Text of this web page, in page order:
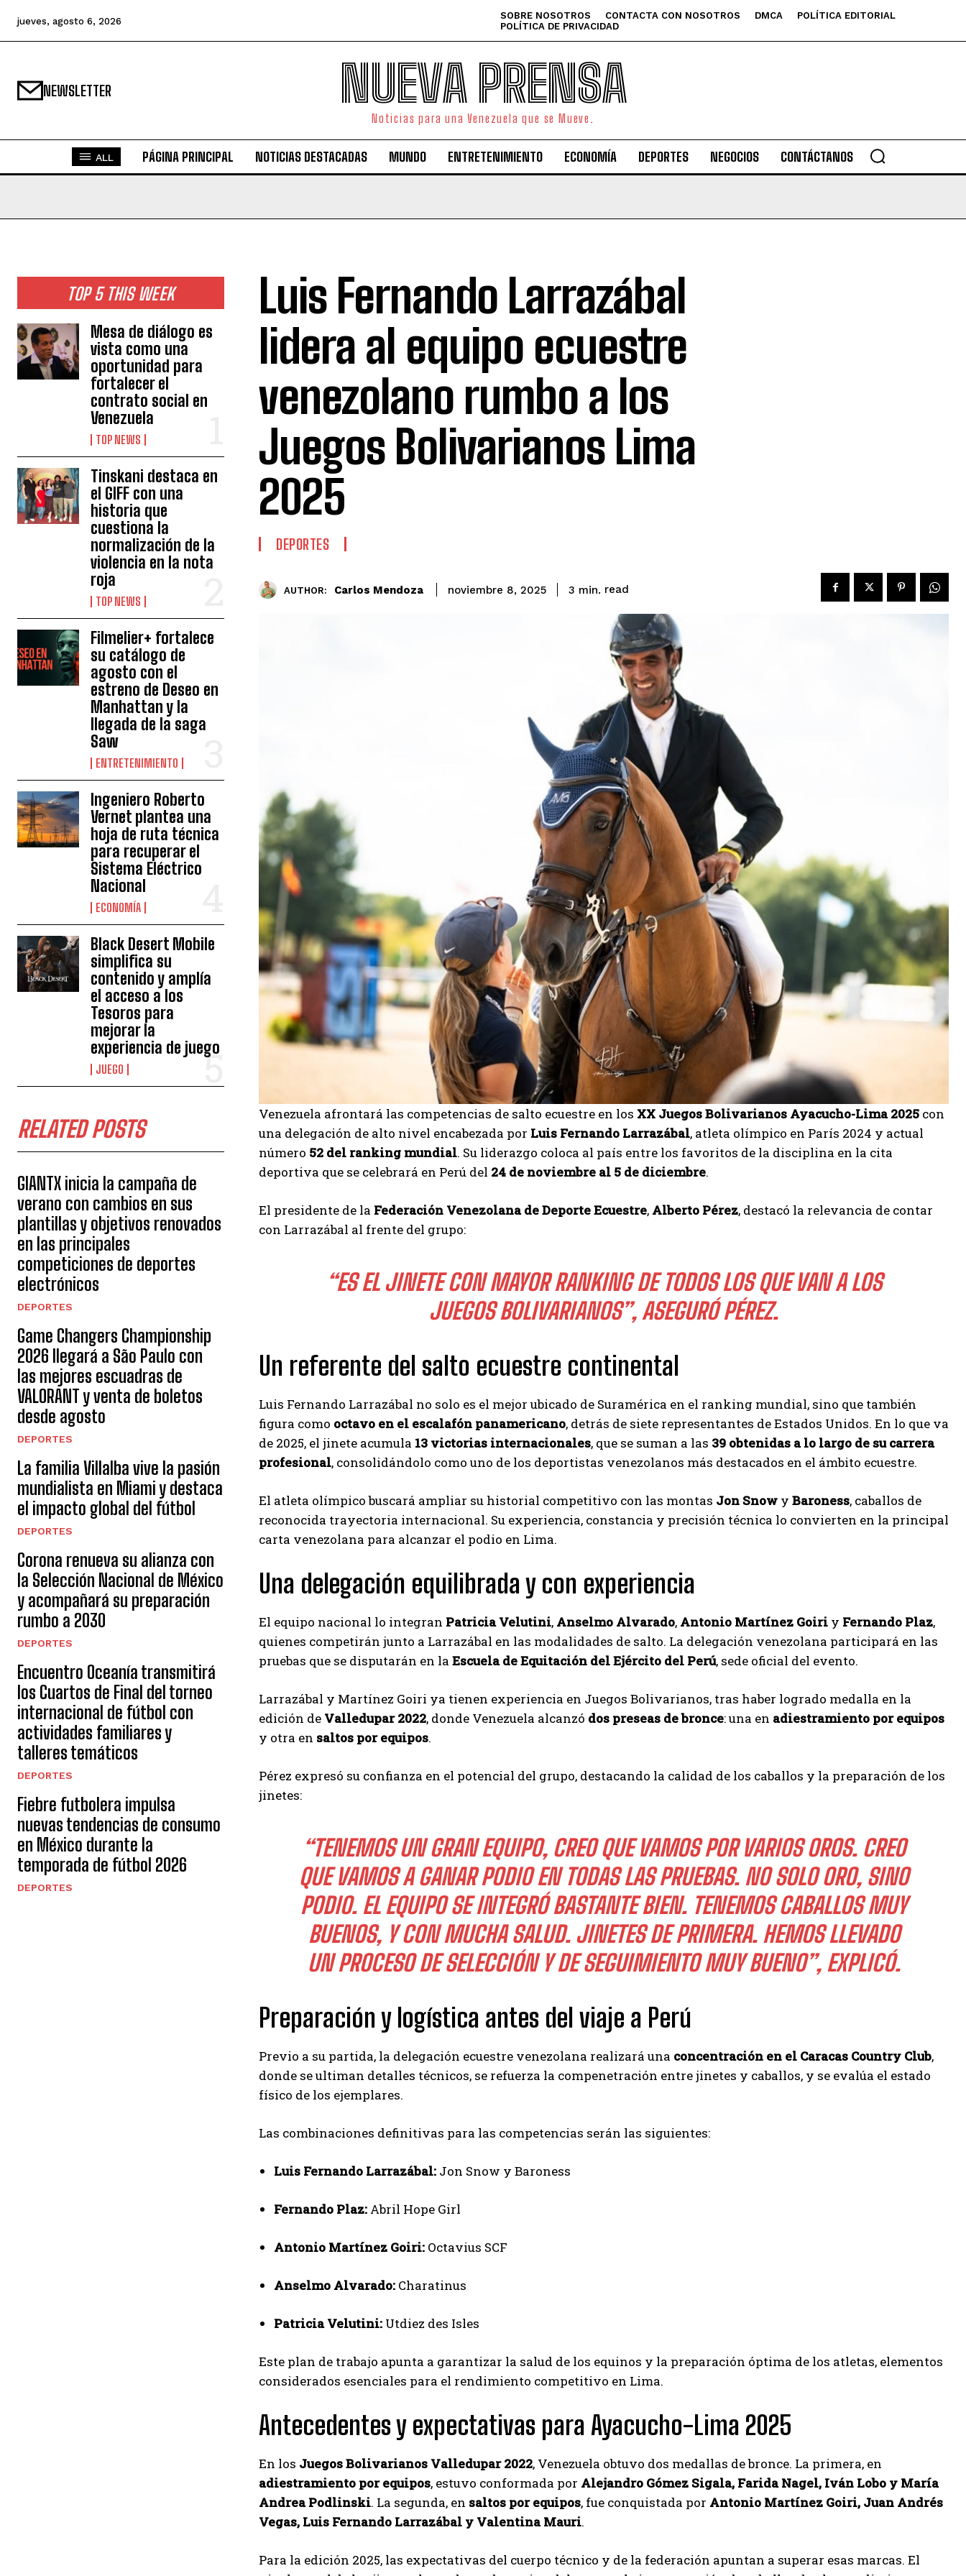
Carlos Mendoza
Carlos Mendoza es un empresario y estratega de
marketing digital que, a través de su experiencia
aumentar su visibilidad y fortalecer su presencia
en el mercado. Su trabajo aporta conocimientos valiosos para
Nueva Prensa.
jueves, agosto 6, 2026 SOBRE NOSOTROS CONTACTA CON NOSOTROS DMCA
POLÍTICA EDITORIAL
POLÍTICA DE PRIVACIDAD
NEWSLETTER NUEVA PRENSA
Noticias para una Venezuela que se Mueve.
ALL PÁGINA PRINCIPAL NOTICIAS DESTACADAS MUNDO ENTRETENIMIENTO ECONOMÍA DEPORTES NEGOCIOS CONTÁCTANOS
TOP 5 THIS WEEK
Mesa de diálogo es
vista como una
oportunidad para
fortalecer el
contrato social en
Venezuela
TOP NEWS
Tinskani destaca en
el GIFF con una
historia que
cuestiona la
normalización de la
violencia en la nota
roja
TOP NEWS
Filmelier+ fortalece
su catálogo de
agosto con el
estreno de Deseo en
Manhattan y la
llegada de la saga
Saw
ENTRETENIMIENTO
Ingeniero Roberto
Vernet plantea una
hoja de ruta técnica
para recuperar el
Sistema Eléctrico
Nacional
ECONOMÍA
Black Desert Mobile
simplifica su
contenido y amplía
el acceso a los
Tesoros para
mejorar la
experiencia de juego
JUEGO
RELATED POSTS
GIANTX inicia la campaña de
verano con cambios en sus
plantillas y objetivos renovados
en las principales
competiciones de deportes
electrónicos
DEPORTES
Game Changers Championship
2026 llegará a São Paulo con
las mejores escuadras de
VALORANT y venta de boletos
desde agosto
DEPORTES
La familia Villalba vive la pasión
mundialista en Miami y destaca
el impacto global del fútbol
DEPORTES
Corona renueva su alianza con
la Selección Nacional de México
y acompañará su preparación
rumbo a 2030
DEPORTES
Encuentro Oceanía transmitirá
los Cuartos de Final del torneo
internacional de fútbol con
actividades familiares y
talleres temáticos
DEPORTES
Fiebre futbolera impulsa
nuevas tendencias de consumo
en México durante la
temporada de fútbol 2026
DEPORTES
Luis Fernando Larrazábal
lidera al equipo ecuestre
venezolano rumbo a los
Juegos Bolivarianos Lima
2025
DEPORTES
AUTHOR: Carlos Mendoza noviembre 8, 2025 3 min. read
Venezuela afrontará las competencias de salto ecuestre en los XX Juegos Bolivarianos Ayacucho-Lima 2025 con
una delegación de alto nivel encabezada por Luis Fernando Larrazábal, atleta olímpico en París 2024 y actual
número 52 del ranking mundial. Su liderazgo coloca al país entre los favoritos de la disciplina en la cita
deportiva que se celebrará en Perú del 24 de noviembre al 5 de diciembre.
El presidente de la Federación Venezolana de Deporte Ecuestre, Alberto Pérez, destacó la relevancia de contar
con Larrazábal al frente del grupo:
“ES EL JINETE CON MAYOR RANKING DE TODOS LOS QUE VAN A LOS
JUEGOS BOLIVARIANOS”, ASEGURÓ PÉREZ.
Un referente del salto ecuestre continental
Luis Fernando Larrazábal no solo es el mejor ubicado de Suramérica en el ranking mundial, sino que también
figura como octavo en el escalafón panamericano, detrás de siete representantes de Estados Unidos. En lo que va
de 2025, el jinete acumula 13 victorias internacionales, que se suman a las 39 obtenidas a lo largo de su carrera
profesional, consolidándolo como uno de los deportistas venezolanos más destacados en el ámbito ecuestre.
El atleta olímpico buscará ampliar su historial competitivo con las montas Jon Snow y Baroness, caballos de
reconocida trayectoria internacional. Su experiencia, constancia y precisión técnica lo convierten en la principal
carta venezolana para alcanzar el podio en Lima.
Una delegación equilibrada y con experiencia
El equipo nacional lo integran Patricia Velutini, Anselmo Alvarado, Antonio Martínez Goiri y Fernando Plaz,
quienes competirán junto a Larrazábal en las modalidades de salto. La delegación venezolana participará en las
pruebas que se disputarán en la Escuela de Equitación del Ejército del Perú, sede oficial del evento.
Larrazábal y Martínez Goiri ya tienen experiencia en Juegos Bolivarianos, tras haber logrado medalla en la
edición de Valledupar 2022, donde Venezuela alcanzó dos preseas de bronce: una en adiestramiento por equipos
y otra en saltos por equipos.
Pérez expresó su confianza en el potencial del grupo, destacando la calidad de los caballos y la preparación de los
jinetes:
“TENEMOS UN GRAN EQUIPO, CREO QUE VAMOS POR VARIOS OROS. CREO
QUE VAMOS A GANAR PODIO EN TODAS LAS PRUEBAS. NO SOLO ORO, SINO
PODIO. EL EQUIPO SE INTEGRÓ BASTANTE BIEN. TENEMOS CABALLOS MUY
BUENOS, Y CON MUCHA SALUD. JINETES DE PRIMERA. HEMOS LLEVADO
UN PROCESO DE SELECCIÓN Y DE SEGUIMIENTO MUY BUENO”, EXPLICÓ.
Preparación y logística antes del viaje a Perú
Previo a su partida, la delegación ecuestre venezolana realizará una concentración en el Caracas Country Club,
donde se ultiman detalles técnicos, se refuerza la compenetración entre jinetes y caballos, y se evalúa el estado
físico de los ejemplares.
Las combinaciones definitivas para las competencias serán las siguientes:
Luis Fernando Larrazábal: Jon Snow y Baroness
Fernando Plaz: Abril Hope Girl
Antonio Martínez Goiri: Octavius SCF
Anselmo Alvarado: Charatinus
Patricia Velutini: Utdiez des Isles
Este plan de trabajo apunta a garantizar la salud de los equinos y la preparación óptima de los atletas, elementos
considerados esenciales para el rendimiento competitivo en Lima.
Antecedentes y expectativas para Ayacucho-Lima 2025
En los Juegos Bolivarianos Valledupar 2022, Venezuela obtuvo dos medallas de bronce. La primera, en
adiestramiento por equipos, estuvo conformada por Alejandro Gómez Sigala, Farida Nagel, Iván Lobo y María
Andrea Podlinski. La segunda, en saltos por equipos, fue conquistada por Antonio Martínez Goiri, Juan Andrés
Vegas, Luis Fernando Larrazábal y Valentina Mauri.
Para la edición 2025, las expectativas del cuerpo técnico y de la federación apuntan a superar esas marcas. El